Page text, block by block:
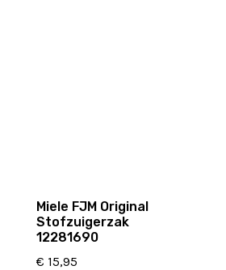
Miele FJM Original
Stofzuigerzak
12281690
€ 15,95